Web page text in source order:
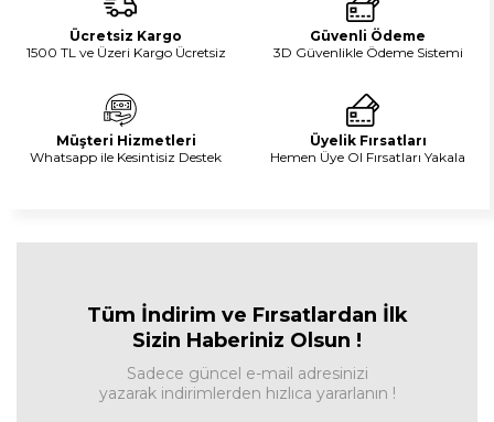
Ücretsiz Kargo
1500 TL ve Üzeri Kargo Ücretsiz
Güvenli Ödeme
3D Güvenlikle Ödeme Sistemi
Müşteri Hizmetleri
Whatsapp ile Kesintisiz Destek
Üyelik Fırsatları
Hemen Üye Ol Fırsatları Yakala
Tüm İndirim ve Fırsatlardan İlk
Sizin Haberiniz Olsun !
Sadece güncel e-mail adresinizi
yazarak indirimlerden hızlıca yararlanın !